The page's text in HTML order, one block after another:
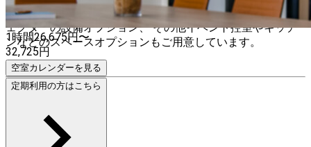
（Wi-Fi、有線LAN）、電源は計16回路、音響機器・プロジ
ェクターの設備オプション、 その他イベント控室やキッチ
ンなどのスペースオプションもご用意しています。
1時間26,675円〜
32,725円
空室カレンダーを見る
定期利用の方はこちら